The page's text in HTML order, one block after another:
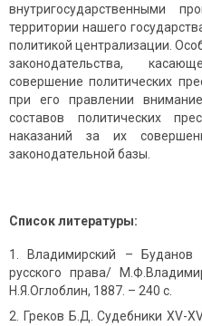
внутригосударственными
территории нашего
политикой централизации.
законодательства,
совершение политических
при его правлении
составов политических
наказаний за их
законодательной базы.
Список литературы:
Владимирский –
русского права/
Н.Я.Оглоблин, 1887. – 240 с.
Греков Б.Д. Судебники XV-